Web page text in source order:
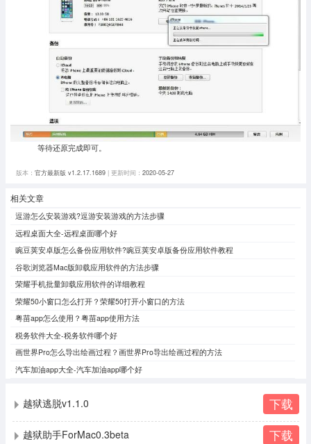
等待还原完成即可。
版本： 官方最新版 v1.2.17.1689| 更新时间： 2020-05-27
相关文章
逗游怎么安装游戏?逗游安装游戏的方法步骤
远程桌面大全-远程桌面哪个好
豌豆荚安卓版怎么备份应用软件?豌豆荚安卓版备份应用软件教程
谷歌浏览器Mac版卸载应用软件的方法步骤
荣耀手机批量卸载应用软件的详细教程
荣耀50小窗口怎么打开？荣耀50打开小窗口的方法
粤苗app怎么使用？粤苗app使用方法
税务软件大全-税务软件哪个好
画世界Pro怎么导出绘画过程​？画世界Pro导出绘画过程​的方法
汽车加油app大全-汽车加油app哪个好
越狱逃脱v1.1.0 下载
越狱助手ForMac0.3beta 下载